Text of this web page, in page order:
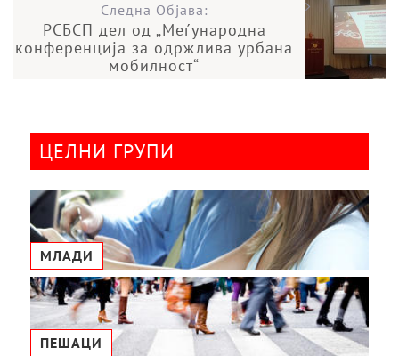
Следна Објава:
РСБСП дел од „Меѓународна
конференција за одржлива урбана
мобилност“
ЦЕЛНИ ГРУПИ
МЛАДИ
ПЕШАЦИ